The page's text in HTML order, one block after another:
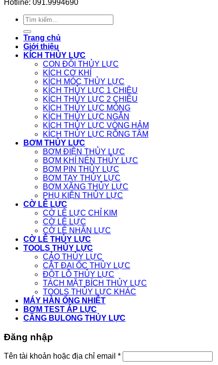
Hotline: 091.9994690
Tìm
kiếm:
Trang chủ
Giới thiệu
KÍCH THỦY LỰC
CON ĐỘI THỦY LỰC
KÍCH CƠ KHÍ
KÍCH MÓC THỦY LỰC
KÍCH THỦY LỰC 1 CHIỀU
KÍCH THỦY LỰC 2 CHIỀU
KÍCH THỦY LỰC MỎNG
KÍCH THỦY LỰC NGẮN
KÍCH THỦY LỰC VÒNG HẢM
KÍCH THỦY LỰC RỖNG TÂM
BƠM THỦY LỰC
BƠM ĐIỆN THỦY LỰC
BƠM KHÍ NÉN THỦY LỰC
BƠM PIN THỦY LỰC
BƠM TAY THỦY LỰC
BƠM XĂNG THỦY LỰC
PHỤ KIỆN THỦY LỰC
CỜ LÊ LỰC
CỜ LÊ LỰC CHỈ KIM
CỜ LÊ LỰC
CỜ LÊ NHÂN LỰC
CỜ LÊ THỦY LỰC
TOOLS THỦY LỰC
CẢO THỦY LỰC
CẮT ĐAI ỐC THỦY LỰC
ĐỘT LỖ THỦY LỰC
TÁCH MẶT BÍCH THỦY LỰC
TOOLS THỦY LỰC KHÁC
MÁY HÀN ỐNG NHIỆT
BƠM TEST ÁP LỰC
CĂNG BULONG THỦY LỰC
Đăng nhập
Tên tài khoản hoặc địa chỉ email *